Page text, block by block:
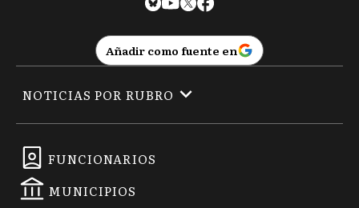
Añadir como fuente en
FUNCIONARIOS
MUNICIPIOS
NOTICIAS POR RUBRO